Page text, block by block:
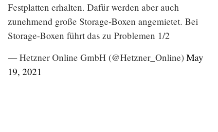
Festplatten erhalten. Dafür werden aber auch
zunehmend große Storage-Boxen angemietet. Bei
Storage-Boxen führt das zu Problemen 1/2
— Hetzner Online GmbH (@Hetzner_Online) May
19, 2021